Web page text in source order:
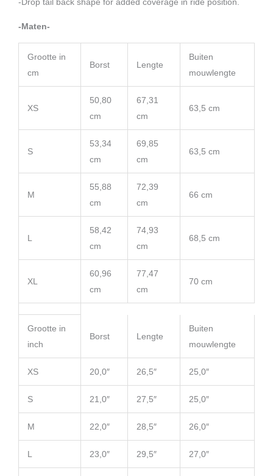
-Maten-
Grootte in
cm
Borst Lengte
Buiten
mouwlengte
XS
50,80
cm
67,31
cm
63,5 cm
S
53,34
cm
69,85
cm
63,5 cm
M
55,88
cm
72,39
cm
66 cm
L
58,42
cm
74,93
cm
68,5 cm
XL
60,96
cm
77,47
cm
70 cm
Grootte in
inch
Borst Lengte
Buiten
mouwlengte
XS 20,0″ 26,5″ 25,0″
S 21,0″ 27,5″ 25,0″
M 22,0″ 28,5″ 26,0″
L 23,0″ 29,5″ 27,0″